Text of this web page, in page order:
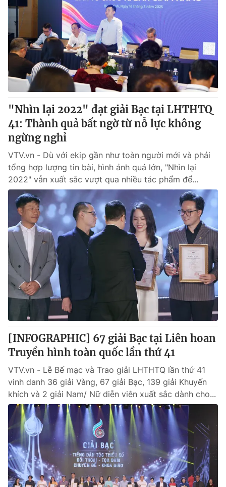
® Cấm sao chép dưới mọi hình thức nếu không có sự chấp
thuận bằng văn bản. Ghi rõ nguồn VTV.vn khi phát hành lại
thông tin từ website này.
"Nhìn lại 2022" đạt giải Bạc tại LHTHTQ
41: Thành quả bất ngờ từ nỗ lực không
ngừng nghỉ
VTV.vn - Dù với ekip gần như toàn người mới và phải
tổng hợp lượng tin bài, hình ảnh quá lớn, "Nhìn lại
2022" vẫn xuất sắc vượt qua nhiều tác phẩm để...
[INFOGRAPHIC] 67 giải Bạc tại Liên hoan
Truyền hình toàn quốc lần thứ 41
VTV.vn - Lễ Bế mạc và Trao giải LHTHTQ lần thứ 41
vinh danh 36 giải Vàng, 67 giải Bạc, 139 giải Khuyến
khích và 2 giải Nam/ Nữ diễn viên xuất sắc dành cho...